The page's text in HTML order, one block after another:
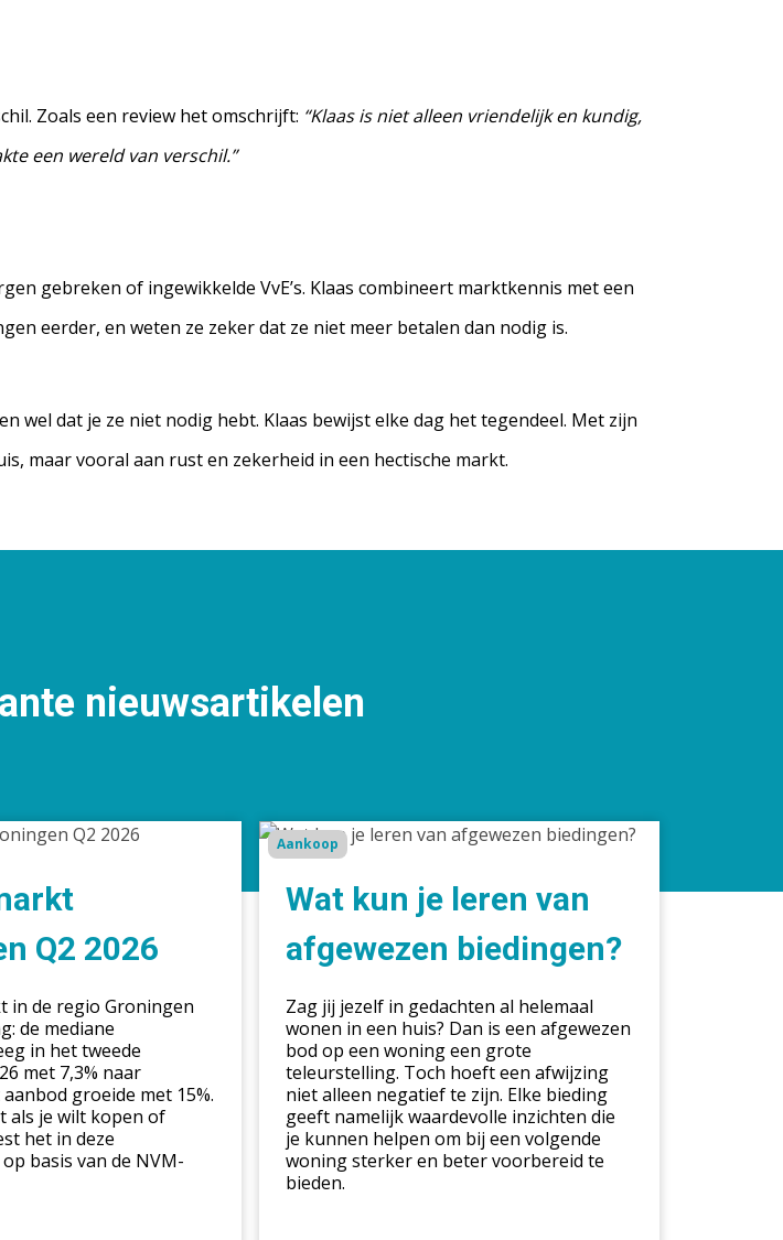
Zoals een review het omschrijft: “Klaas is niet alleen vriendelijk en kundig,
een wereld van verschil.”
gebreken of ingewikkelde VvE’s. Klaas combineert marktkennis met een
eerder, en weten ze zeker dat ze niet meer betalen dan nodig is.
wel dat je ze niet nodig hebt. Klaas bewijst elke dag het tegendeel. Met zijn
maar vooral aan rust en zekerheid in een hectische markt.
nieuwsartikelen
Q2 2026
in de regio Groningen
de mediane
in het tweede
met 7,3% naar
groeide met 15%.
als je wilt kopen of
het in deze
basis van de NVM-
Wat
kun
je
leren
van
afgewezen
Aankoop
Wat kun je leren van
afgewezen biedingen?
Zag jij jezelf in gedachten al helemaal
wonen in een huis? Dan is een afgewezen
bod op een woning een grote
teleurstelling. Toch hoeft een afwijzing
niet alleen negatief te zijn. Elke bieding
geeft namelijk waardevolle inzichten die
je kunnen helpen om bij een volgende
woning sterker en beter voorbereid te
bieden.